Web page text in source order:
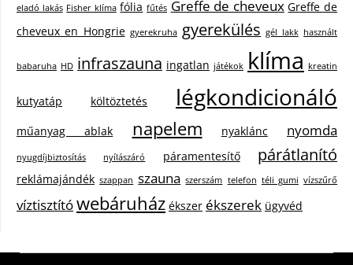
eladó lakás Fisher klíma fólia fűtés Greffe de cheveux Greffe de
cheveux en Hongrie gyerekruha gyerekülés gél lakk használt
babaruha HD infraszauna ingatlan játékok klíma kreatin
kutyatáp költöztetés légkondicionáló
műanyag ablak napelem nyaklánc nyomda
nyugdíjbiztosítás nyílászáró páramentesítő párátlanító
reklámajándék szappan szauna szerszám telefon téli gumi vízszűrő
víztisztítówebáruház ékszer ékszerek ügyvéd